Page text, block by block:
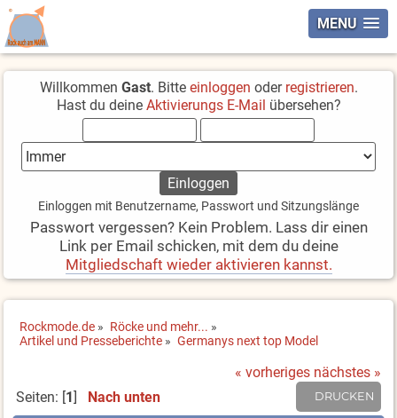
MENU
Willkommen Gast. Bitte einloggen oder registrieren.
Hast du deine Aktivierungs E-Mail übersehen?
Einloggen mit Benutzername, Passwort und Sitzungslänge
Passwort vergessen? Kein Problem. Lass dir einen
Link per Email schicken, mit dem du deine
Mitgliedschaft wieder aktivieren kannst.
Rockmode.de » Röcke und mehr... »
Artikel und Presseberichte » Germanys next top Model
« vorheriges nächstes »
DRUCKEN
Seiten: [1] Nach unten